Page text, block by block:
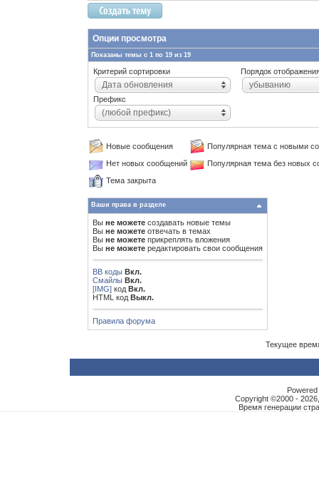
Опции просмотра
Показаны темы с 1 по 19 из 19
Критерий сортировки
Дата обновления
Порядок
убыванию
Префикс
(любой префикс)
Новые сообщения
Популярная тема с новыми
Нет новых сообщений
Популярная тема без новых
Тема закрыта
Ваши права в разделе
Вы не можете создавать новые темы
Вы не можете отвечать в темах
Вы не можете прикреплять вложения
Вы не можете редактировать свои сообщения
BB коды Вкл.
Смайлы Вкл.
[IMG] код Вкл.
HTML код Выкл.
Правила форума
Текущее
Copyright ©2000 -
Время генерации